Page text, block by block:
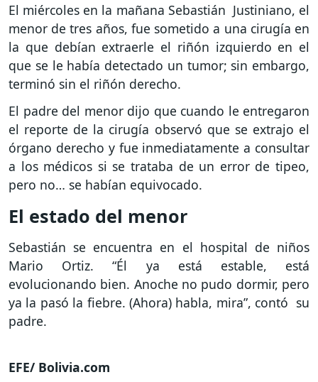
El miércoles en la mañana Sebastián Justiniano, el
menor de tres años, fue sometido a una cirugía en
la que debían extraerle el riñón izquierdo en el
que se le había detectado un tumor; sin embargo,
terminó sin el riñón derecho.
El padre del menor dijo que cuando le entregaron
el reporte de la cirugía observó que se extrajo el
órgano derecho y fue inmediatamente a consultar
a los médicos si se trataba de un error de tipeo,
pero no… se habían equivocado.
El estado del menor
Sebastián se encuentra en el hospital de niños
Mario Ortiz. “Él ya está estable, está
evolucionando bien. Anoche no pudo dormir, pero
ya la pasó la fiebre. (Ahora) habla, mira”, contó su
padre.
EFE/ Bolivia.com